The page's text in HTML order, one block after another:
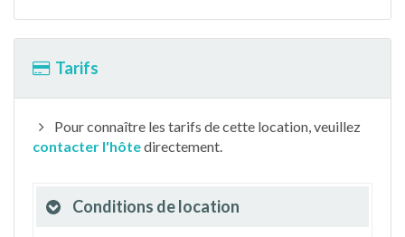
Tarifs
Pour connaître les tarifs de cette location, veuillez
contacter l'hôtedirectement.
Conditions de location